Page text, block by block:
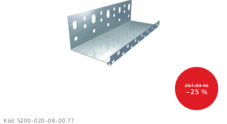
267,03 Kč
–25 %
Kód: S200-020-08-00.77